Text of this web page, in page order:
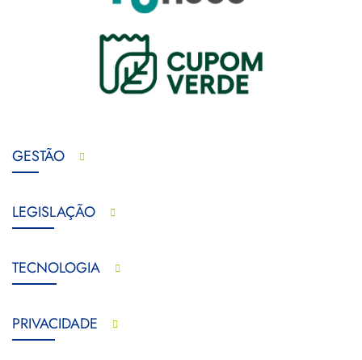
GESTÃO
LEGISLAÇÃO
TECNOLOGIA
PRIVACIDADE